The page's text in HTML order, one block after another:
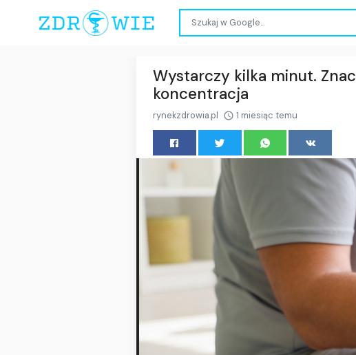
Wystarczy kilka minut.
koncentracja
rynekzdrowia.pl 1 miesiąc temu